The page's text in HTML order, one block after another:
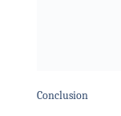
Conclusion